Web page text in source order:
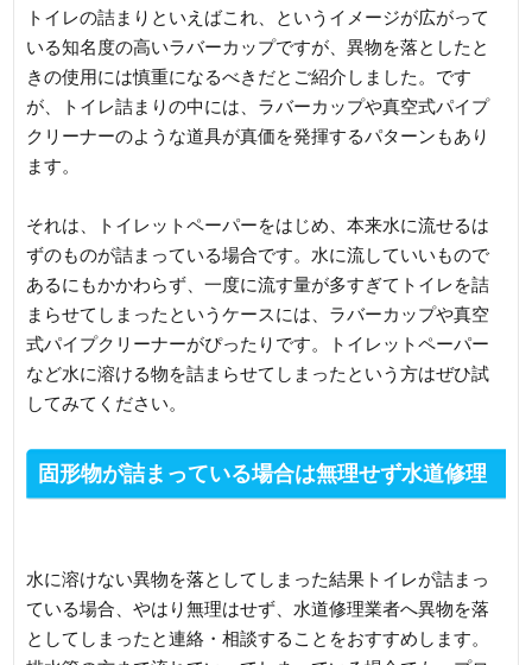
トイレの詰まりといえばこれ、というイメージが広がって
いる知名度の高いラバーカップですが、異物を落としたと
きの使用には慎重になるべきだとご紹介しました。です
が、トイレ詰まりの中には、ラバーカップや真空式パイプ
クリーナーのような道具が真価を発揮するパターンもあり
ます。
それは、トイレットペーパーをはじめ、本来水に流せるは
ずのものが詰まっている場合です。水に流していいもので
あるにもかかわらず、一度に流す量が多すぎてトイレを詰
まらせてしまったというケースには、ラバーカップや真空
式パイプクリーナーがぴったりです。トイレットペーパー
など水に溶ける物を詰まらせてしまったという方はぜひ試
してみてください。
固形物が詰まっている場合は無理せず水道修理
水に溶けない異物を落としてしまった結果トイレが詰まっ
ている場合、やはり無理はせず、水道修理業者へ異物を落
としてしまったと連絡・相談することをおすすめします。